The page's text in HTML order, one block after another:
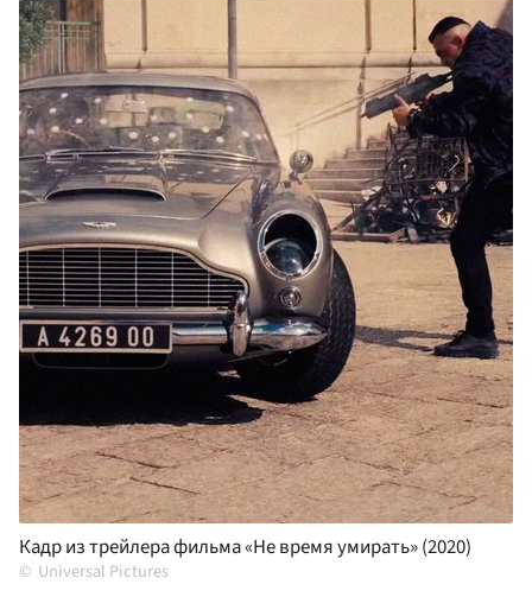
Кадр из трейлера фильма «Не время умирать» (2020)
Universal Pictures